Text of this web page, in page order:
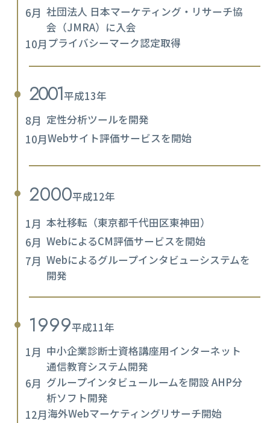
6月 社団法人 日本マーケティング・リサーチ協
会（JMRA）に入会
10月 プライバシーマーク認定取得
2001平成13年
8月 定性分析ツールを開発
10月Webサイト評価サービスを開始
2000平成12年
1月 本社移転（東京都千代田区東神田）
6月 WebによるCM評価サービスを開始
7月 Webによるグループインタビューシステムを
開発
1999平成11年
1月 中小企業診断士資格講座用インターネット
通信教育システム開発
6月 グループインタビュールームを開設 AHP分
析ソフト開発
12月海外Webマーケティングリサーチ開始